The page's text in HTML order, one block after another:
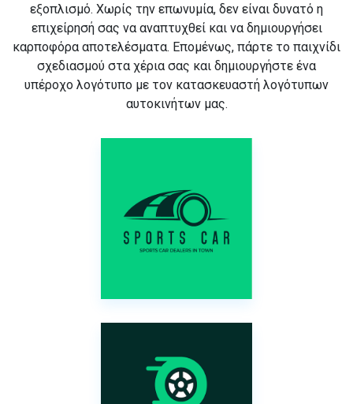
εξοπλισμό. Χωρίς την επωνυμία, δεν είναι δυνατό η
επιχείρησή σας να αναπτυχθεί και να δημιουργήσει
καρποφόρα αποτελέσματα. Επομένως, πάρτε το παιχνίδι
σχεδιασμού στα χέρια σας και δημιουργήστε ένα
υπέροχο λογότυπο με τον κατασκευαστή λογότυπων
αυτοκινήτων μας.